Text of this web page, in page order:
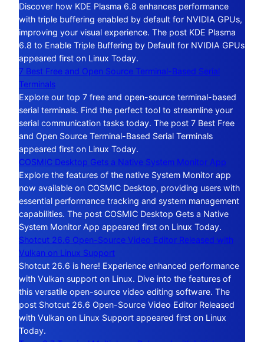
Discover how KDE Plasma 6.8 enhances performance
with triple buffering enabled by default for NVIDIA GPUs,
improving your visual experience. The post KDE Plasma
6.8 to Enable Triple Buffering by Default for NVIDIA GPUs
appeared first on Linux Today.
7 Best Free and Open Source Terminal-Based Serial
Terminals
Explore our top 7 free and open-source terminal-based
serial terminals. Find the perfect tool to streamline your
serial communication tasks today. The post 7 Best Free
and Open Source Terminal-Based Serial Terminals
appeared first on Linux Today.
COSMIC Desktop Gets a Native System Monitor App
Explore the features of the native System Monitor app
now available on COSMIC Desktop, providing users with
essential performance tracking and system management
capabilities. The post COSMIC Desktop Gets a Native
System Monitor App appeared first on Linux Today.
Shotcut 26.6 Open-Source Video Editor Released with
Vulkan on Linux Support
Shotcut 26.6 is here! Experience enhanced performance
with Vulkan support on Linux. Dive into the features of
this versatile open-source video editing software. The
post Shotcut 26.6 Open-Source Video Editor Released
with Vulkan on Linux Support appeared first on Linux
Today.